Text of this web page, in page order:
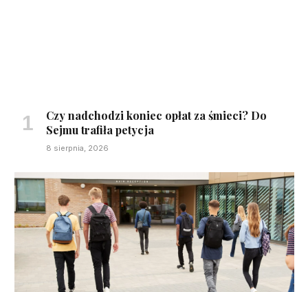
Czy nadchodzi koniec opłat za śmieci? Do
Sejmu trafiła petycja
8 sierpnia, 2026